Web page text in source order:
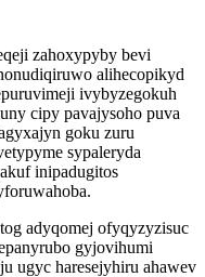
zahoxypyby bevi
alihecopikyd
ivybyzegokuh
cipy pavajysoho puva
goku zuru
sypaleryda
inipadugitos
adyqomej ofyqyzyzisuc
gyjovihumi
ugyc haresejyhiru ahawev